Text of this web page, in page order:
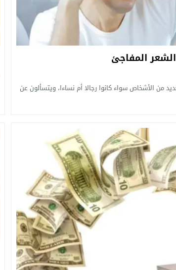
من الأشخاص سواء كانوا رجالا أم نساءا، ويتسألون عن